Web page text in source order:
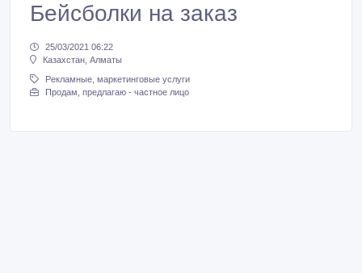
Бейсболки на заказ
25/03/2021 06:22
Казахстан, Алматы
Рекламные, маркетинговые услуги
Продам, предлагаю - частное лицо